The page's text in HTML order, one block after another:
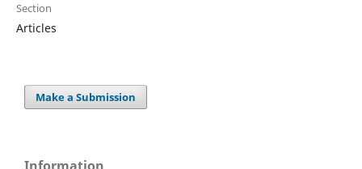
Section
Articles
Make a Submission